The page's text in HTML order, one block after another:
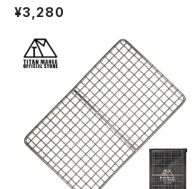
OK シングルマグカップ クッカー ソ
トドア キャンプ用品 収納袋付き
¥3,280